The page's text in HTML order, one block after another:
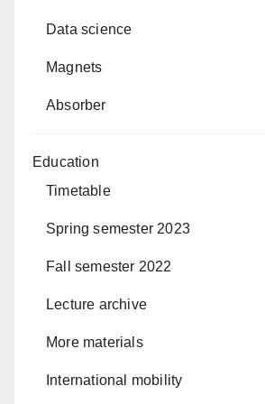
Data science
Magnets
Absorber
Education
Timetable
Spring semester 2023
Fall semester 2022
Lecture archive
More materials
International mobility